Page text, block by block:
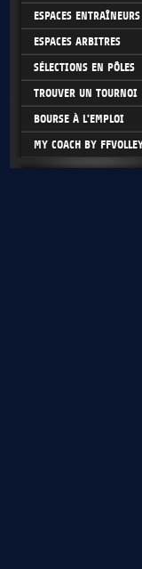
ESPACES ENTRAÎNEURS
ESPACES ARBITRES
SÉLECTIONS EN PÔLES
TROUVER UN TOURNOI
BOURSE À L'EMPLOI
MY COACH BY